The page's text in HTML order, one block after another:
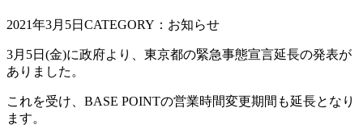
2021年3月5日 CATEGORY：お知らせ
3月5日(金)に政府より、東京都の緊急事態宣言延長の発表が
ありました。
これを受け、BASE POINTの営業時間変更期間も延長となり
ます。